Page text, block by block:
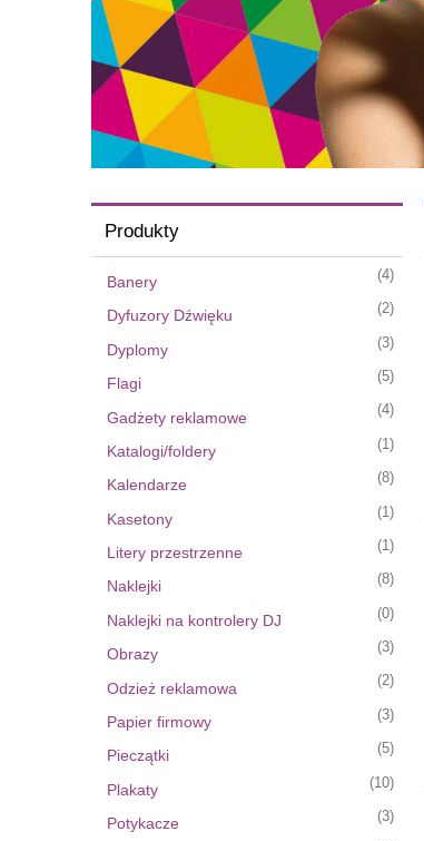
Produkty
Banery (4)
Dyfuzory Dźwięku (2)
Dyplomy (3)
Flagi (5)
Gadżety reklamowe (4)
Katalogi/foldery (1)
Kalendarze (8)
Kasetony (1)
Litery przestrzenne (1)
Naklejki (8)
Naklejki na kontrolery DJ (0)
Obrazy (3)
Odzież reklamowa (2)
Papier firmowy (3)
Pieczątki (5)
Plakaty (10)
Potykacze (3)